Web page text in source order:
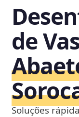
de
Soluções